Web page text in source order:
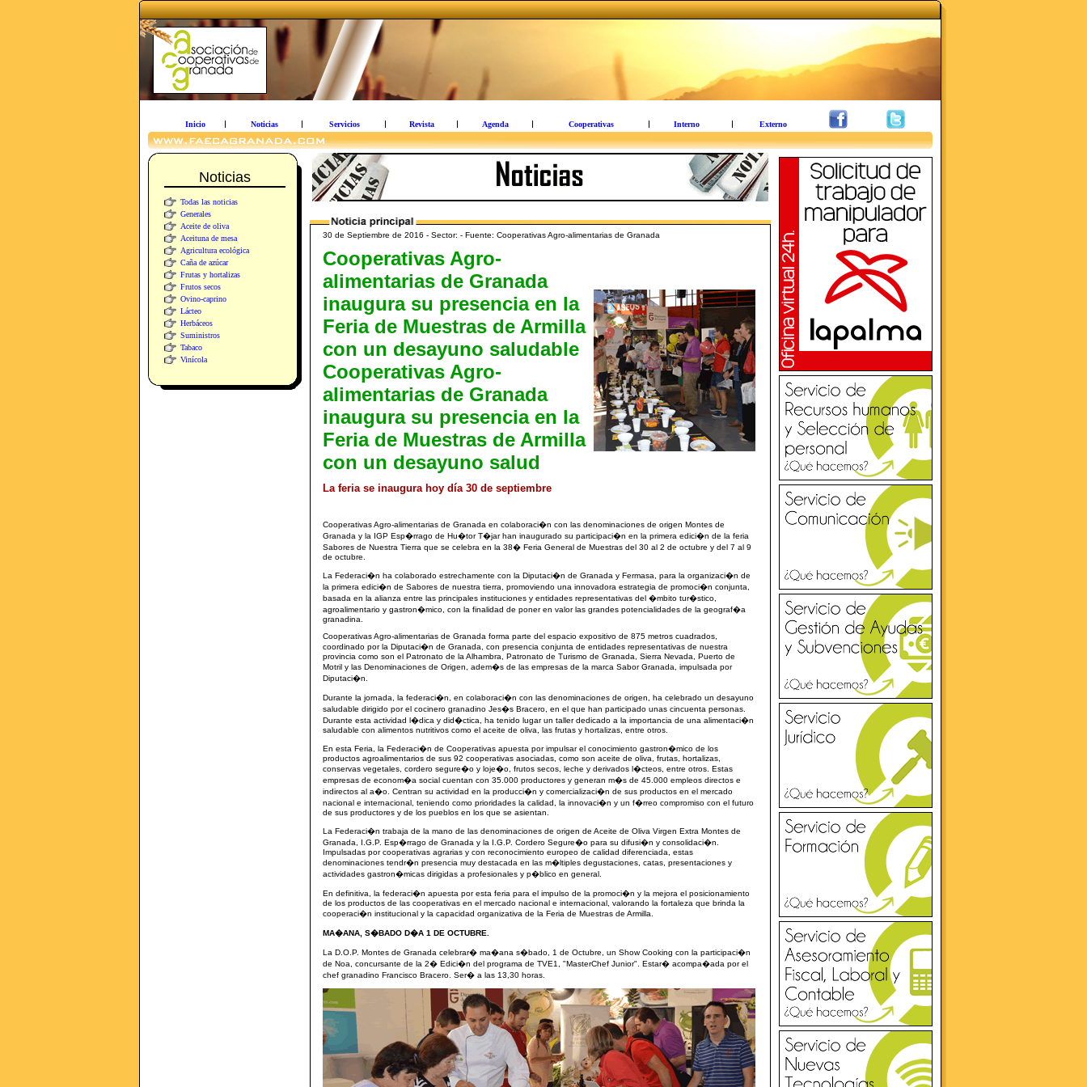
Inicio Noticias Servicios Revista Agenda Cooperativas Interno Externo
Noticias
Todas las noticias
Generales
Aceite de oliva
Aceituna de mesa
Agricultura ecológica
Caña de azúcar
Frutas y hortalizas
Frutos secos
Ovino-caprino
Lácteo
Herbáceos
Suministros
Tabaco
Vinícola
30 de Septiembre de 2016 - Sector: - Fuente: Cooperativas Agro-alimentarias de Granada
Cooperativas Agro-
alimentarias de Granada
inaugura su presencia en la
Feria de Muestras de Armilla
con un desayuno saludable
Cooperativas Agro-
alimentarias de Granada
inaugura su presencia en la
Feria de Muestras de Armilla
con un desayuno salud
La feria se inaugura hoy día 30 de septiembre
Cooperativas Agro-alimentarias de Granada en colaboraci�n con las denominaciones de origen Montes de
Granada y la IGP Esp�rrago de Hu�tor T�jar han inaugurado su participaci�n en la primera edici�n de la feria
Sabores de Nuestra Tierra que se celebra en la 38� Feria General de Muestras del 30 al 2 de octubre y del 7 al 9
de octubre.
La Federaci�n ha colaborado estrechamente con la Diputaci�n de Granada y Fermasa, para la organizaci�n de
la primera edici�n de Sabores de nuestra tierra, promoviendo una innovadora estrategia de promoci�n conjunta,
basada en la alianza entre las principales instituciones y entidades representativas del �mbito tur�stico,
agroalimentario y gastron�mico, con la finalidad de poner en valor las grandes potencialidades de la geograf�a
granadina.
Cooperativas Agro-alimentarias de Granada forma parte del espacio expositivo de 875 metros cuadrados,
coordinado por la Diputaci�n de Granada, con presencia conjunta de entidades representativas de nuestra
provincia como son el Patronato de la Alhambra, Patronato de Turismo de Granada, Sierra Nevada, Puerto de
Motril y las Denominaciones de Origen, adem�s de las empresas de la marca Sabor Granada, impulsada por
Diputaci�n.
Durante la jornada, la federaci�n, en colaboraci�n con las denominaciones de origen, ha celebrado un desayuno
saludable dirigido por el cocinero granadino Jes�s Bracero, en el que han participado unas cincuenta personas.
Durante esta actividad l�dica y did�ctica, ha tenido lugar un taller dedicado a la importancia de una alimentaci�n
saludable con alimentos nutritivos como el aceite de oliva, las frutas y hortalizas, entre otros.
En esta Feria, la Federaci�n de Cooperativas apuesta por impulsar el conocimiento gastron�mico de los
productos agroalimentarios de sus 92 cooperativas asociadas, como son aceite de oliva, frutas, hortalizas,
conservas vegetales, cordero segure�o y loje�o, frutos secos, leche y derivados l�cteos, entre otros. Estas
empresas de econom�a social cuentan con 35.000 productores y generan m�s de 45.000 empleos directos e
indirectos al a�o. Centran su actividad en la producci�n y comercializaci�n de sus productos en el mercado
nacional e internacional, teniendo como prioridades la calidad, la innovaci�n y un f�rreo compromiso con el futuro
de sus productores y de los pueblos en los que se asientan.
La Federaci�n trabaja de la mano de las denominaciones de origen de Aceite de Oliva Virgen Extra Montes de
Granada, I.G.P. Esp�rrago de Granada y la I.G.P. Cordero Segure�o para su difusi�n y consolidaci�n.
Impulsadas por cooperativas agrarias y con reconocimiento europeo de calidad diferenciada, estas
denominaciones tendr�n presencia muy destacada en las m�ltiples degustaciones, catas, presentaciones y
actividades gastron�micas dirigidas a profesionales y p�blico en general.
En definitiva, la federaci�n apuesta por esta feria para el impulso de la promoci�n y la mejora el posicionamiento
de los productos de las cooperativas en el mercado nacional e internacional, valorando la fortaleza que brinda la
cooperaci�n institucional y la capacidad organizativa de la Feria de Muestras de Armilla.
MA�ANA, S�BADO D�A 1 DE OCTUBRE.
La D.O.P. Montes de Granada celebrar� ma�ana s�bado, 1 de Octubre, un Show Cooking con la participaci�n
de Noa, concursante de la 2� Edici�n del programa de TVE1, "MasterChef Junior". Estar� acompa�ada por el
chef granadino Francisco Bracero. Ser� a las 13,30 horas.